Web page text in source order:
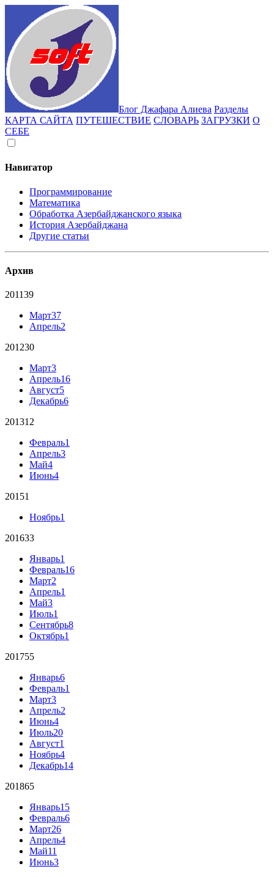
Блог Джафара Алиева Разделы
КАРТА САЙТА ПУТЕШЕСТВИЕ СЛОВАРЬ ЗАГРУЗКИ О
СЕБЕ
Навигатор
Программирование
Математика
Обработка Азербайджанского языка
История Азербайджана
Другие статьи
Архив
201139
Март37
Апрель2
201230
Март3
Апрель16
Август5
Декабрь6
201312
Февраль1
Апрель3
Май4
Июнь4
20151
Ноябрь1
201633
Январь1
Февраль16
Март2
Апрель1
Май3
Июль1
Сентябрь8
Октябрь1
201755
Январь6
Февраль1
Март3
Апрель2
Июнь4
Июль20
Август1
Ноябрь4
Декабрь14
201865
Январь15
Февраль6
Март26
Апрель4
Май11
Июнь3